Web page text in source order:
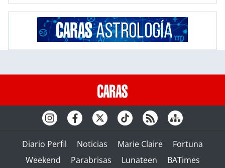
Diario Perfil Noticias Marie Claire
Fortuna
Weekend
Parabrisas Lunateen BATimes